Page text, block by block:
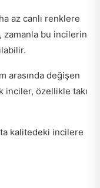
az canlı renklere
zamanla bu incilerin
arasında değişen
inciler, özellikle takı
kalitedeki incilere